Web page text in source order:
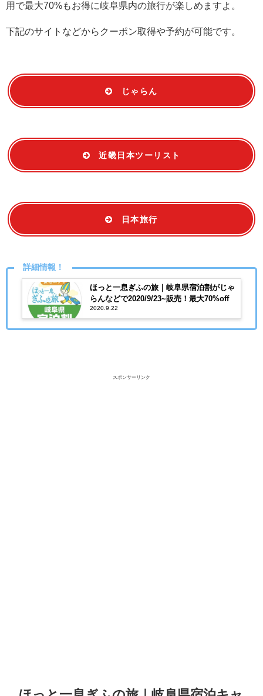
用で最大70%もお得に岐阜県内の旅行が楽しめますよ。
下記のサイトなどからクーポン取得や予約が可能です。
じゃらん
近畿日本ツーリスト
日本旅行
詳細情報！
ほっと一息ぎふの旅｜岐阜県宿泊割がじゃ
らんなどで2020/9/23~販売！最大70%off
2020.9.22
スポンサーリンク